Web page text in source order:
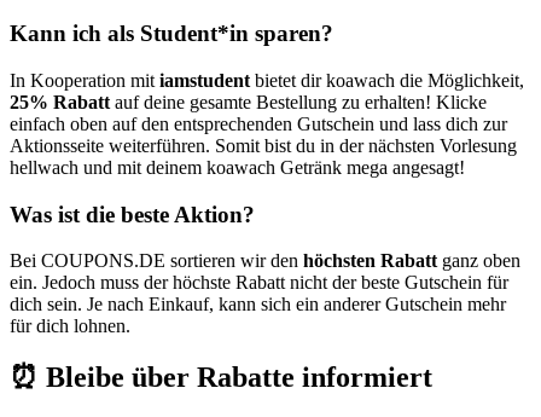
Kann ich als Student*in sparen?
In Kooperation mit iamstudent bietet dir koawach die Möglichkeit,
25% Rabatt auf deine gesamte Bestellung zu erhalten! Klicke
einfach oben auf den entsprechenden Gutschein und lass dich zur
Aktionsseite weiterführen. Somit bist du in der nächsten Vorlesung
hellwach und mit deinem koawach Getränk mega angesagt!
Was ist die beste Aktion?
Bei COUPONS.DE sortieren wir den höchsten Rabatt ganz oben
ein. Jedoch muss der höchste Rabatt nicht der beste Gutschein für
dich sein. Je nach Einkauf, kann sich ein anderer Gutschein mehr
für dich lohnen.
⏰ Bleibe über Rabatte informiert